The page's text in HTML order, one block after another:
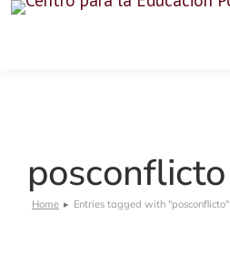
posconflicto
You are here:
Home Entries tagged with "posconflicto"